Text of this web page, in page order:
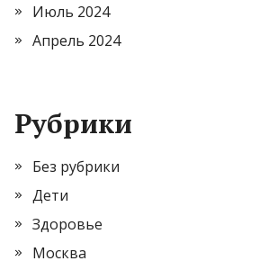
Июль 2024
Апрель 2024
Рубрики
Без рубрики
Дети
Здоровье
Москва